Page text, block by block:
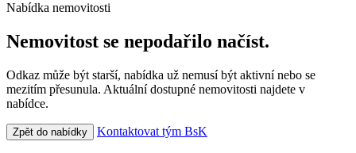
Nabídka nemovitosti
Nemovitost se nepodařilo načíst.
Odkaz může být starší, nabídka už nemusí být aktivní nebo se
mezitím přesunula. Aktuální dostupné nemovitosti najdete v
nabídce.
Zpět do nabídky Kontaktovat tým BsK